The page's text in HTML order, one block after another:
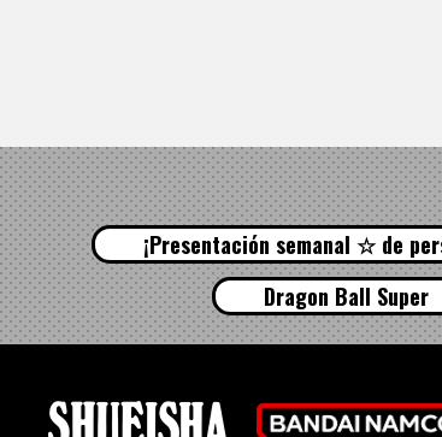
¡Presentación semanal ☆ de
Dragon Ball Super